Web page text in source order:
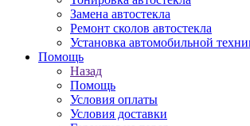
Замена автостекла
Ремонт сколов автостекла
Установка автомобильной
Помощь
Назад
Помощь
Условия оплаты
Условия доставки